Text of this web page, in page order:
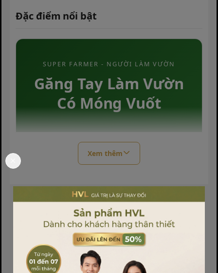
Đặc điểm nổi bật
SUPER FARMER - NGƯỜI LÀM VƯỜN
Găng Tay Làm Vườn
Có Móng Vuốt
Làm vườn chưa bao giờ thú vị và dễ dàng đến
Găng tay làm vườn Super Farmer
đến quá nhiều dụng cụ lỉnh kỉnh.
Thông số kỹ thuật chi tiết
Chất liệu
Polyester + Cao su + Nhựa ABS
bền bỉ
Xem thêm
Sản phẩm liên quan